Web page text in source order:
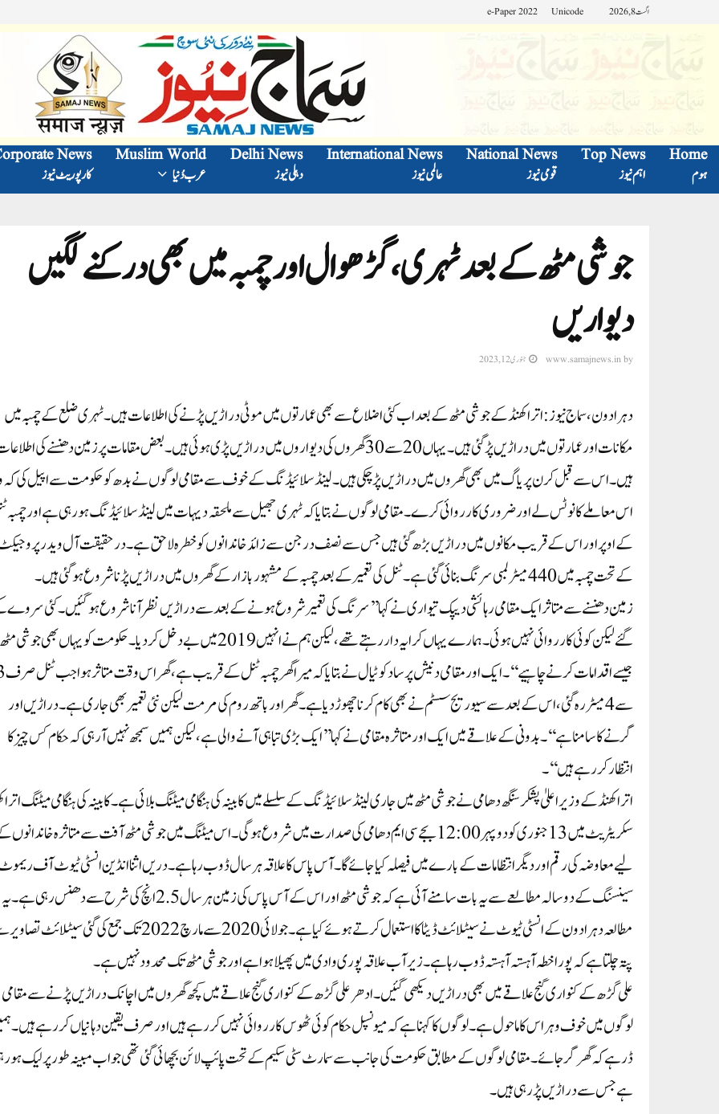
اگست 8, 2026 Unicode
e-Paper 2022
Home
ہوم
Top News
اہم نیوز
National News
قومی نیوز
International News
عالمی نیوز
Delhi News
دہلی نیوز
Muslim World
عرب دُنیا
News
کارپوریٹ نیوز
جوشی مٹھ کے بعد ٹہری، گڑھوال اور چمبہ میں بھی درکنے لگیں
دیواریں
by
www.samajnews.in جنوری 12, 2023
دہرادون، سماج نیوز: اتراکھنڈ کے جوشی مٹھ کے بعد اب کئی اضلاع سے بھی عمارتوں میں موٹی دراڑیں پڑنے کی اطلاعات ہیں۔ ٹہری ضلع کے چمبہ میں
مکانات اور عمارتوں میں دراڑیں پڑ گئی ہیں۔ یہاں 20 سے 30 گھروں کی دیواروں میں دراڑیں پڑی ہوئی ہیں۔ بعض مقامات پر زمین دھنسنے کی
ہیں۔ اس سے قبل کرن پریاگ میں بھی گھروں میں دراڑیں پڑ چکی ہیں۔ لینڈ سلائیڈنگ کے خوف سے مقامی لوگوں نے بدھ کو حکومت سے اپیل کی کہ
اس معاملے کا نوٹس لے اور ضروری کارروائی کرے۔ مقامی لوگوں نے بتایا کہ ٹہری جھیل سے ملحقہ دیہات میں لینڈ سلائیڈنگ ہو رہی ہے اور چمبہ
کے اوپر اور اس کے قریب مکانوں میں دراڑیں بڑھ گئی ہیں جس سے نصف درجن سے زائد خاندانوں کو خطرہ لاحق ہے۔ درحقیقت آل ویدر
کے تحت چمبہ میں 440 میٹر لمبی سرنگ بنائی گئی ہے۔ ٹنل کی تعمیر کے بعد چمبہ کے مشہور بازار کے گھروں میں دراڑیں پڑنا شروع ہو گئی ہیں۔
زمین دھنسنے سے متاثر ایک مقامی رہائشی دیپک تیواری نے کہا’’سرنگ کی تعمیر شروع ہونے کے بعد سے دراڑیں نظر آنا شروع ہوگئیں۔ کئی سروے
گئے لیکن کوئی کارروائی نہیں ہوئی۔ ہمارے یہاں کرایہ دار رہتے تھے، لیکن ہم نے انہیں 2019 میں بے دخل کردیا۔ حکومت کو یہاں بھی جوشی مٹھ
جیسے اقدامات کرنے چاہیے‘‘۔ ایک اور مقامی
سے 4 میٹر رہ گئی، اس کے بعد سے سیوریج سسٹم نے بھی کام کرنا چھوڑ دیا ہے۔ گھر اور باتھ روم کی مرمت لیکن نئی تعمیر بھی جاری ہے۔ دراڑیں اور
گرنے کا سامنا ہے‘‘۔بدونی کے علاقے میں ایک اور متاثرہ مقامی نے کہا’’ایک بڑی تباہی آنے والی ہے، لیکن ہمیں سمجھ نہیں آ رہی کہ حکام کس چیز کا
انتظار کر رہے ہیں‘‘۔
اتراکھنڈ کے وزیر اعلیٰ پشکر سنگھ دھامی نے جوشی مٹھ میں جاری لینڈ سلائیڈنگ کے سلسلے میں کابینہ کی ہنگامی میٹنگ بلائی ہے۔ کابینہ کی ہنگامی میٹنگ
سکریٹریٹ میں 13 جنوری کو دوپہر 12:00 بجے سی ایم دھامی کی صدارت میں شروع ہوگی۔ اس میٹنگ میں جوشی مٹھ آفت سے متاثرہ خاندانوں
لیے معاوضہ کی رقم اور دیگر انتظامات کے بارے میں فیصلہ کیا جائے گا۔ آس پاس کا علاقہ ہر سال ڈوب رہا ہے۔ دریں اثنا انڈین انسٹی ٹیوٹ آف
سینسنگ کے دو سالہ مطالعے سے یہ بات سامنے آئی ہے کہ جوشی مٹھ اور اس کے آس پاس کی زمین ہر سال 2.5انچ کی شرح سے دھنس رہی ہے۔ یہ
مطالعہ دہرادون کے انسٹی ٹیوٹ نے سیٹلائٹ ڈیٹا کا استعمال کرتے ہوئے کیا ہے۔ جولائی 2020 سے مارچ 2022 تک جمع کی گئی
پتہ چلتا ہے کہ پورا خطہ آہستہ آہستہ ڈوب رہا ہے۔ زیر آب علاقہ پوری وادی میں پھیلا ہوا ہے اور جوشی مٹھ تک محدود نہیں ہے۔
علی گڑھ کے کنواری گنج علاقے میں بھی دراڑیں دیکھی گئیں۔ادھر علی گڑھ کے کنواری گنج علاقے میں کچھ گھروں میں اچانک دراڑیں پڑنے سے مقامی
لوگوں میں خوف و ہراس کا ماحول ہے۔ لوگوں کا کہنا ہے کہ میونسپل حکام کوئی ٹھوس کارروائی نہیں کررہے ہیں اور صرف یقین دہانیاں کررہے ہیں۔
ڈر ہے کہ گھر گر جائے۔مقامی لوگوں کے مطابق حکومت کی جانب سے سمارٹ سٹی سکیم کے تحت پائپ لائن بچھائی گئی تھی جو اب مبینہ طور پر لیک ہو
ہے جس سے دراڑیں پڑ رہی ہیں۔